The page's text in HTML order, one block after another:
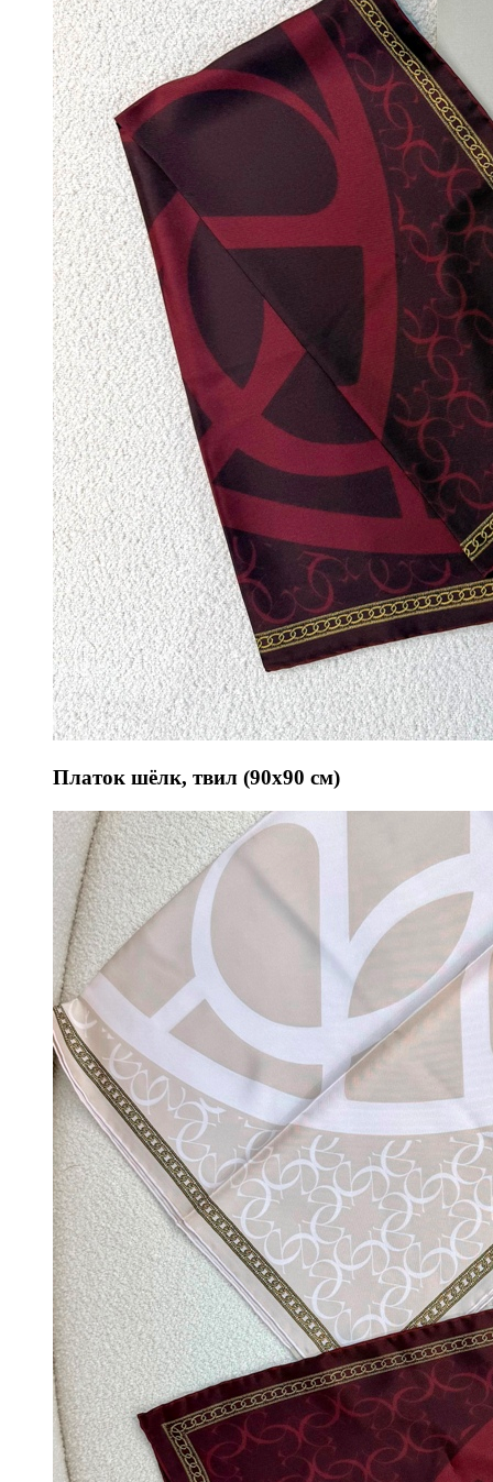
Платок шёлк, твил (90х90 см)